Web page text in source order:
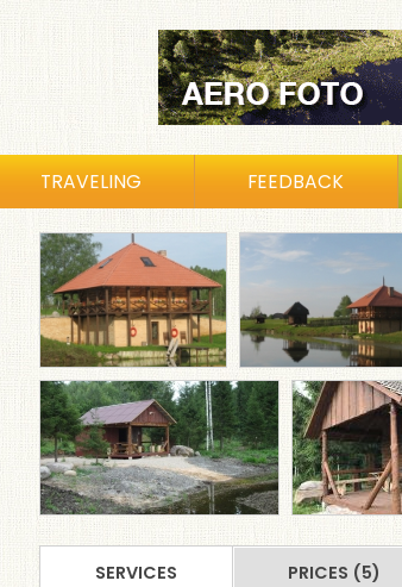
TRAVELING FEEDBACK
SERVICES PRICES (5)